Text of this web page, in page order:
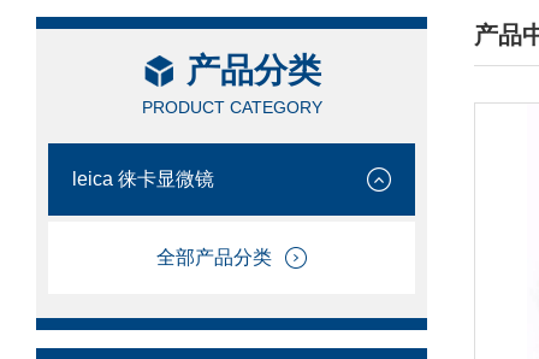
产品分类
PRODUCT CATEGORY
leica 徕卡显微镜
全部产品分类
产品
/